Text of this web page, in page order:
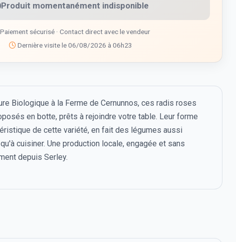
Produit momentanément indisponible
Paiement sécurisé · Contact direct avec le vendeur
Dernière visite le 06/08/2026 à 06h23
Biologique à la Ferme de Cernunnos, ces radis roses
en botte, prêts à rejoindre votre table. Leur forme
de cette variété, en fait des légumes aussi
cuisiner. Une production locale, engagée et sans
depuis Serley.